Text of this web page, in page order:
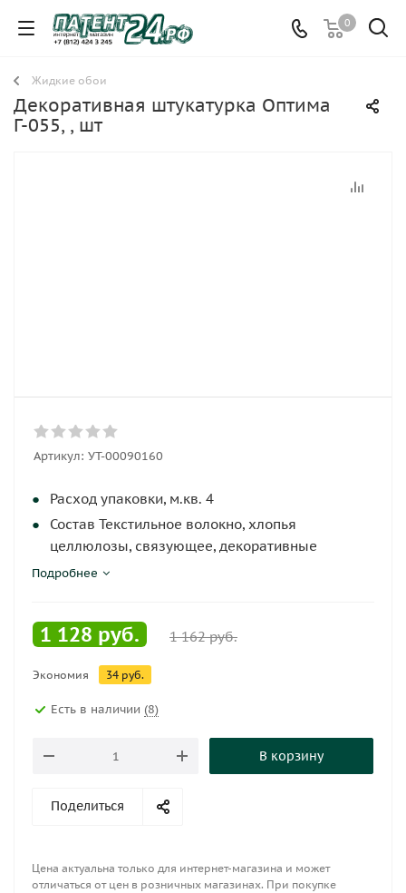
0
Жидкие обои
Декоративная штукатурка Оптима
Г-055, , шт
Артикул: УТ-00090160
Расход упаковки, м.кв. 4
Состав Текстильное волокно, хлопья
целлюлозы, связующее, декоративные
добавки
Подробнее
1 128 руб. 1 162руб.
Экономия 34 руб.
Есть в наличии (8)
В корзину
Поделиться
Цена актуальна только для интернет-магазина и может
отличаться от цен в розничных магазинах. При покупке